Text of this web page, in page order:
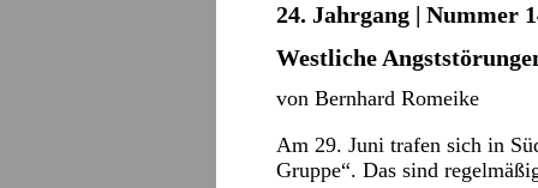
24. Jahrgang | Nummer
Westliche
von Bernhard Romeike
Am 29. Juni trafen sich in
Gruppe“. Das sind